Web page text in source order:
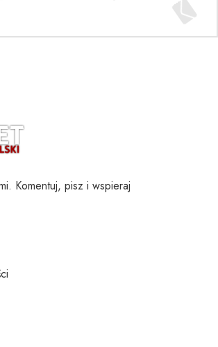
Komentuj, pisz i wspieraj